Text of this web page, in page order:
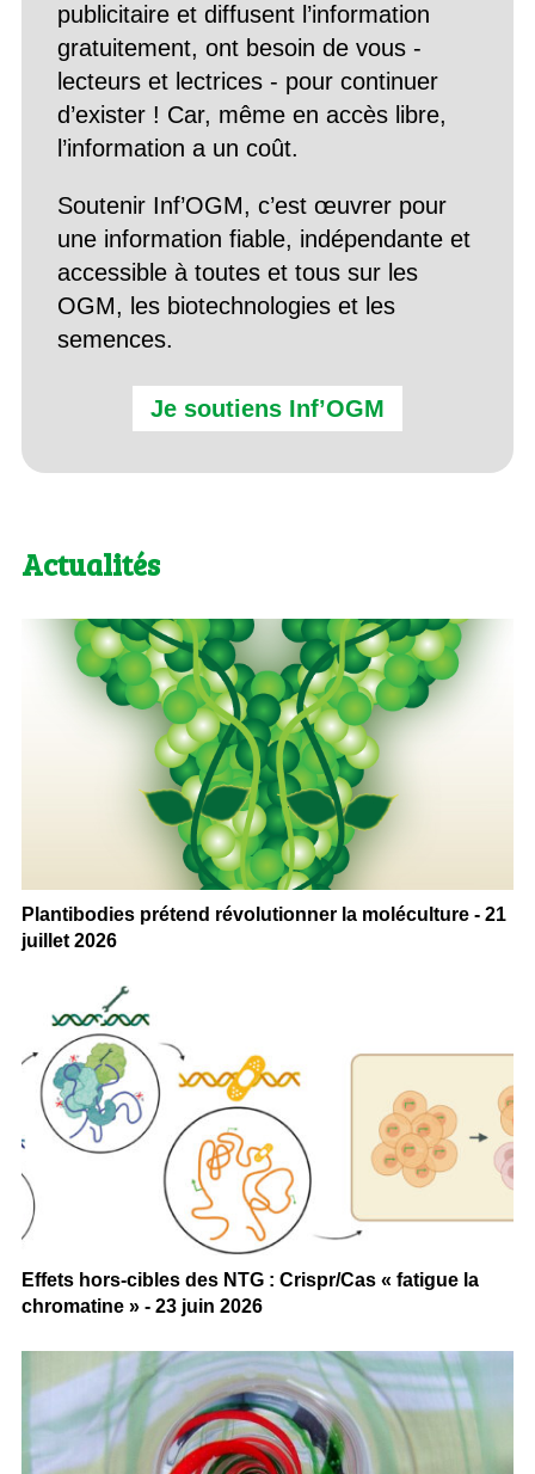
publicitaire et diffusent l’information
gratuitement, ont besoin de vous -
lecteurs et lectrices - pour continuer
d’exister ! Car, même en accès libre,
l’information a un coût.
Soutenir Inf’OGM, c’est œuvrer pour
une information fiable, indépendante et
accessible à toutes et tous sur les
OGM, les biotechnologies et les
semences.
Je soutiens Inf’OGM
Actualités
Plantibodies prétend révolutionner la moléculture - 21
juillet 2026
Effets hors-cibles des NTG : Crispr/Cas « fatigue la
chromatine » - 23 juin 2026